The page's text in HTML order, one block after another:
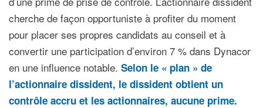
cherche de façon opportuniste à profiter du moment
pour placer ses propres candidats au conseil et à
convertir une participation d’environ 7 % dans Dynacor
en une influence notable. Selon le « plan » de
l’actionnaire dissident, le dissident obtient un
contrôle accru et les actionnaires, aucune prime.